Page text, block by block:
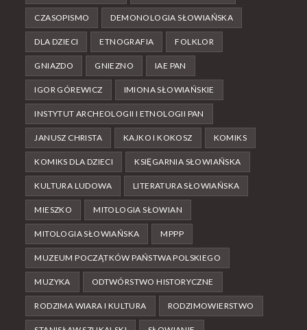
CZASOPISMO DEMONOLOGIA SŁOWIAŃSKA
DLA DZIECI ETNOGRAFIA FOLKLOR
GNIAZDO GNIEZNO IAE PAN
IGOR GÓREWICZ IMIONA SŁOWIAŃSKIE
INSTYTUT ARCHEOLOGII I ETNOLOGII PAN
JANUSZ CHRISTA KAJKO I KOKOSZ KOMIKS
KOMIKS DLA DZIECI KSIĘGARNIA SŁOWIAŃSKA
KULTURA LUDOWA LITERATURA SŁOWIAŃSKA
MIESZKO MITOLOGIA SŁOWIAN
MITOLOGIA SŁOWIAŃSKA MPPP
MUZEUM POCZĄTKÓW PAŃSTWA POLSKIEGO
MUZYKA ODTWÓRSTWO HISTORYCZNE
RODZIMA WIARA I KULTURA RODZIMOWIERSTWO